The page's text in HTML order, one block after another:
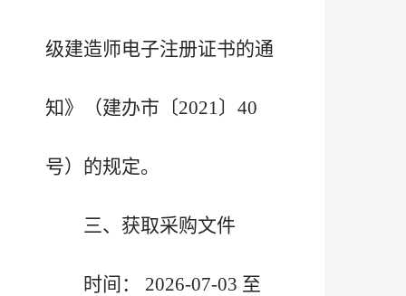
级建造师电子注册证书的通
知》（建办市〔2021〕40
号）的规定。
三、获取采购文件
时间： 2026-07-03 至